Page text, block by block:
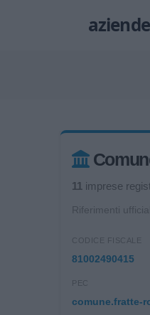
11 imprese
Riferimenti
CODICE FISCALE
81002490415
PEC
comune.fratte-